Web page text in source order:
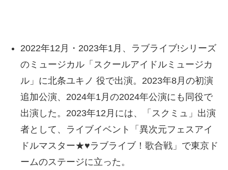
2022年12月・2023年1月、ラブライブ!シリーズ
のミュージカル「スクールアイドルミュージカ
ル」に北条ユキノ 役で出演。2023年8月の初演
追加公演、2024年1月の2024年公演にも同役で
出演した。2023年12月には、「スクミュ」出演
者として、ライブイベント「異次元フェスアイ
ドルマスター★♥ラブライブ！歌合戦」で東京ド
ームのステージに立った。